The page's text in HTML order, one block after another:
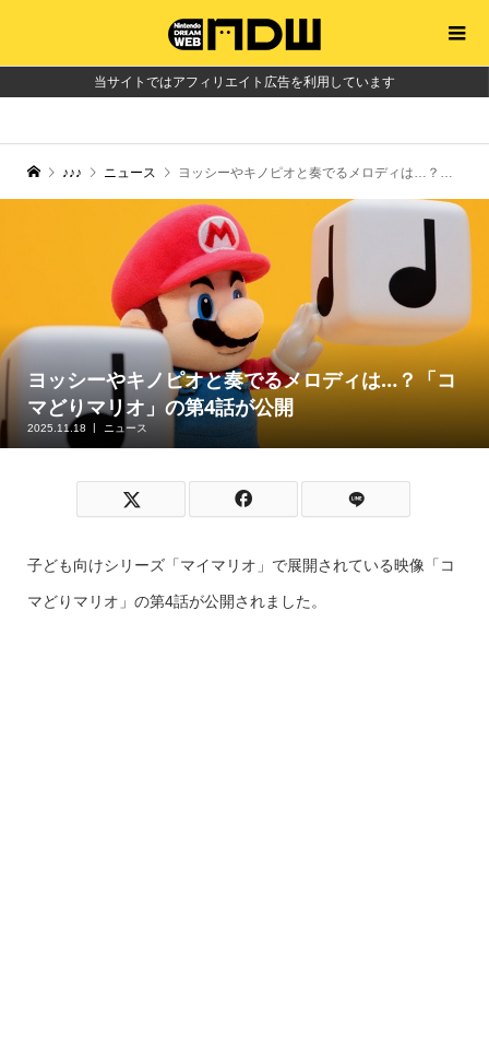
当サイトではアフィリエイト広告を利用しています
♪♪♪ ニュース ヨッシーやキノピオと奏でるメロディは…？「コマどりマリオ」の第4話が公開
ヨッシーやキノピオと奏でるメロディは…？「コ
マどりマリオ」の第4話が公開
2025.11.18 ニュース
子ども向けシリーズ「マイマリオ」で展開されている映像「コ
マどりマリオ」の第4話が公開されました。